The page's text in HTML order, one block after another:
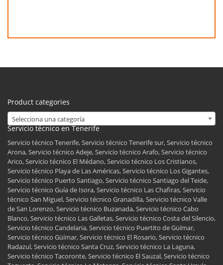
Product categories
Selecciona una categoría
Servicio técnico en Tenerife
Servicio técnico Tenerife, Servicio técnico Tenerife sur, Servicio técnico
Arona, Servicio técnico Adeje, Servicio técnico Arafo, Servicio técnico
Arico, Servicio técnico El Médano, Servicio técnico Los Cristianos,
Servicio técnico Playa de Las Américas, Servicio técnico Los Gigantes,
Servicio técnico Puerto Santiago, Servicio técnico Santiago del Teide,
Servicio técnico Guía de Isora, Servicio técnico Las Chafiras, Servicio
técnico San Miguel, Servicio técnico Granadilla, Servicio técnico Valle
de San Lorenzo, Servicio técnico Buzanada, Servicio técnico Cabo
Blanco, Servicio técnico Las Galletas, Servicio técnico Costa del Silencio,
Servicio técnico Candelaria, Servicio técnico Puertito de Güímar,
Servicio técnico Güímar, Servicio técnico El Rosario, Servicio técnico
Radazul, Servicio técnico Santa Cruz, Servicio técnico La Laguna,
Servicio técnico Tacoronte, Servicio técnico El Sauzal, Servicio técnico